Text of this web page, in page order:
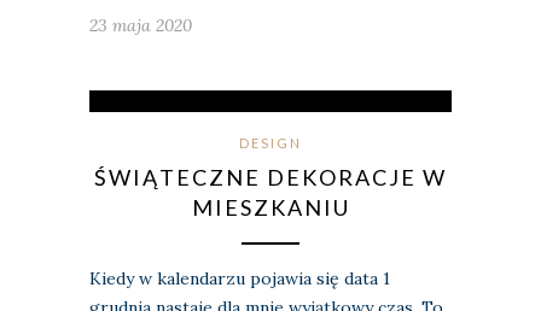
23 maja 2020
DESIGN
ŚWIĄTECZNE DEKORACJE W
MIESZKANIU
Kiedy w kalendarzu pojawia się data 1